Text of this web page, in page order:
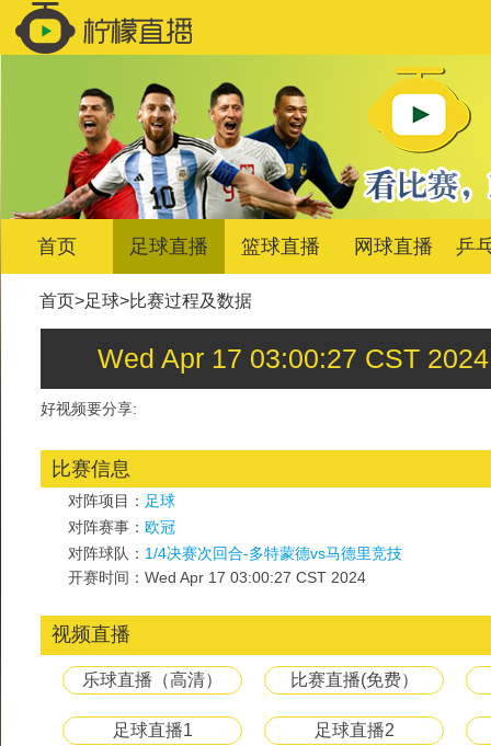
首页 足球直播 篮球直播 网球直播 乒
首页>足球>比赛过程及数据
Wed Apr 17 03:00:27 CST
好视频要分享:
比赛信息
对阵项目： 足球
对阵赛事： 欧冠
对阵球队： 1/4决赛次回合-多特蒙德vs马德里竞技
开赛时间：Wed Apr 17 03:00:27 CST 2024
视频直播
乐球直播（高清） 比赛直播(免费）
足球直播1 足球直播2